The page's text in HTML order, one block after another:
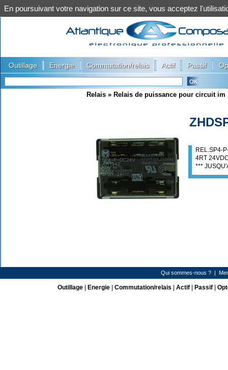
Outillage Energie Commutation/relais Actif Passif
Relais » Relais de puissance pour circuit im
REL.SP4-
4RT
***
Qui sommes-nous ?|
Outillage| Energie| Commutation/relais Actif| Passif|
En poursuivant votre navigation sur ce site, vous acceptez